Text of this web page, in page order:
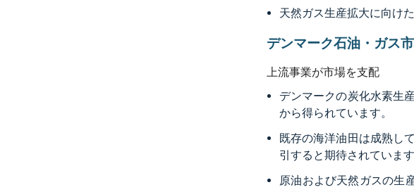
天然ガス生産拡大に向け
デンマーク石油・ガス
上流事業が市場を支配
デンマークの炭化水素生
から得られています。
既存の海洋油田は成熟し
引すると期待されています
原油および天然ガスの生